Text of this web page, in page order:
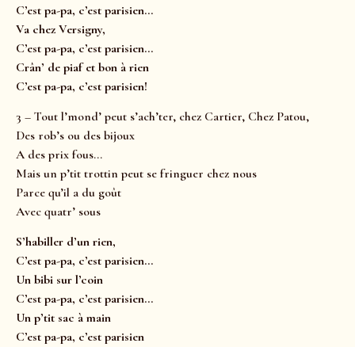
C’est pa-pa, c’est parisien…
Va chez Versigny,
C’est pa-pa, c’est parisien…
Crân’ de piaf et bon à rien
C’est pa-pa, c’est parisien!
3 – Tout l’mond’ peut s’ach’ter, chez Cartier, Chez Patou,
Des rob’s ou des bijoux
A des prix fous…
Mais un p’tit trottin peut se fringuer chez nous
Parce qu’il a du goût
Avec quatr’ sous
S’habiller d’un rien,
C’est pa-pa, c’est parisien…
Un bibi sur l’coin
C’est pa-pa, c’est parisien…
Un p’tit sac à main
C’est pa-pa, c’est parisien